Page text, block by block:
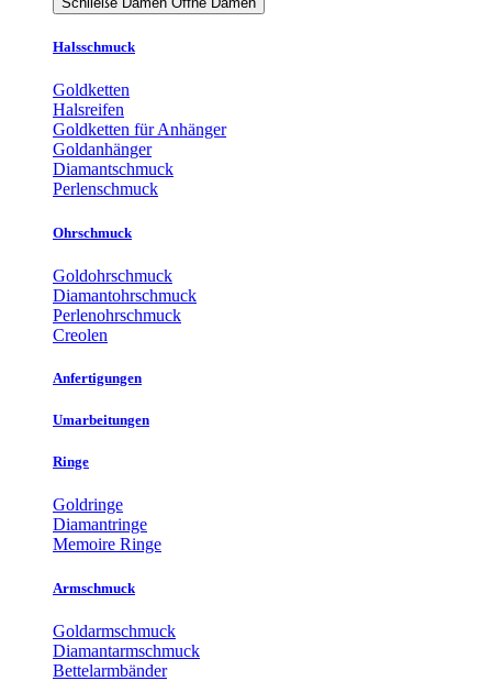
Halsschmuck
Goldketten
Halsreifen
Goldketten für Anhänger
Goldanhänger
Diamantschmuck
Perlenschmuck
Ohrschmuck
Goldohrschmuck
Diamantohrschmuck
Perlenohrschmuck
Creolen
Anfertigungen
Umarbeitungen
Ringe
Goldringe
Diamantringe
Memoire Ringe
Armschmuck
Goldarmschmuck
Diamantarmschmuck
Bettelarmbänder